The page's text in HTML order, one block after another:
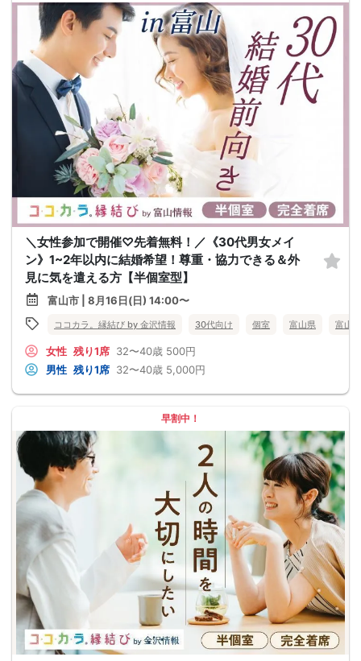
＼女性参加で開催♡先着無料！／《30代男女メイ
ン》1~2年以内に結婚希望！尊重・協力できる＆外
見に気を遣える方【半個室型】
富山市 | 8月16日(日) 14:00〜
ココカラ。縁結び by 金沢情報 30代向け 個室 富山県 富山市
女性 残り1席 32〜40歳 500円
男性 残り1席 32〜40歳 5,000円
早割中！